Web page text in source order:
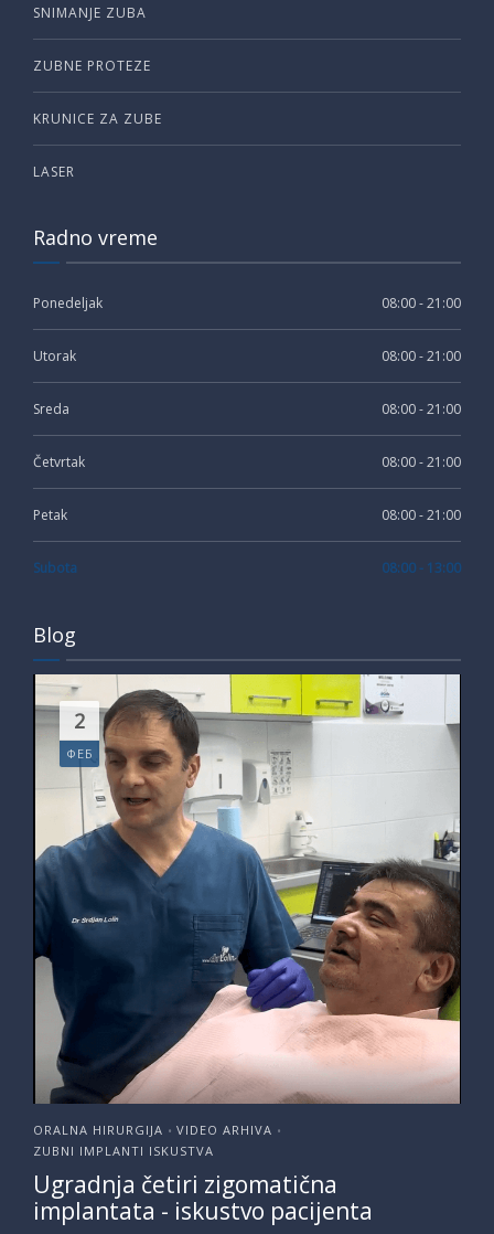
SNIMANJE ZUBA
ZUBNE PROTEZE
KRUNICE ZA ZUBE
LASER
Radno vreme
Ponedeljak 08:00 - 21:00
Utorak 08:00 - 21:00
Sreda 08:00 - 21:00
Četvrtak 08:00 - 21:00
Petak 08:00 - 21:00
Subota 08:00 - 13:00
Blog
2
ФЕБ
ORALNA HIRURGIJA • VIDEO ARHIVA •
ZUBNI IMPLANTI ISKUSTVA
Ugradnja četiri zigomatična
implantata - iskustvo pacijenta